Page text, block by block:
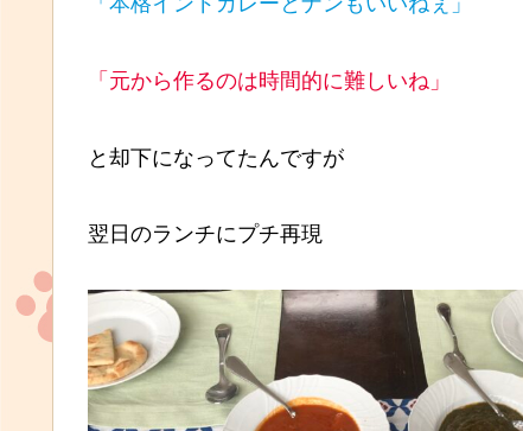
「元から作るのは時間的に難しいね」
と却下になってたんですが
翌日のランチにプチ再現